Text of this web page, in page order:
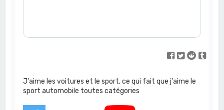
J'aime les voitures et le sport, ce qui fait que j'aime le
sport automobile toutes catégories